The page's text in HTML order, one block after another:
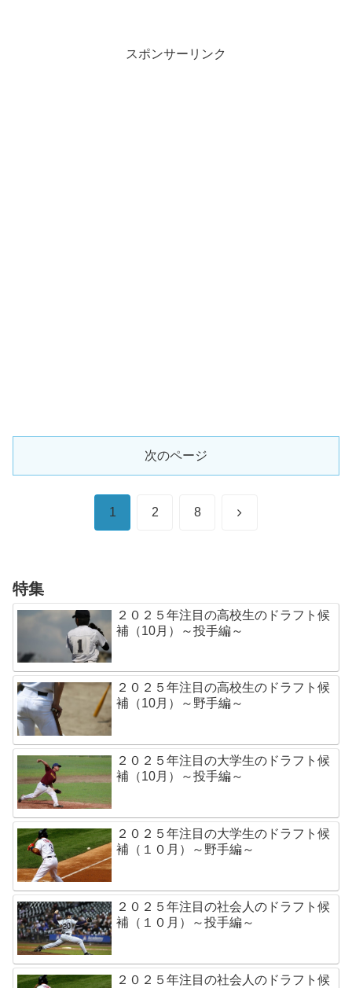
スポンサーリンク
次のページ
1 2 8 次
特集
２０２５年注目の高校生のドラフト候
補（10月）～投手編～
２０２５年注目の高校生のドラフト候
補（10月）～野手編～
２０２５年注目の大学生のドラフト候
補（10月）～投手編～
２０２５年注目の大学生のドラフト候
補（１０月）～野手編～
２０２５年注目の社会人のドラフト候
補（１０月）～投手編～
２０２５年注目の社会人のドラフト候